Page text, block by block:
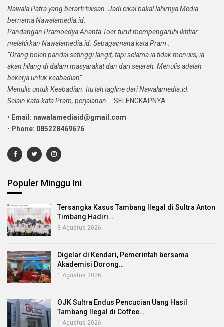
Nawala Patra yang berarti tulisan. Jadi cikal bakal lahirnya Media
bernama Nawalamedia.id.
Pandangan Pramoedya Ananta Toer turut mempengaruhi ikhtiar
melahirkan Nawalamedia.id. Sebagaimana kata Pram :
“Orang boleh pandai setinggi langit, tapi selama ia tidak menulis, ia
akan hilang di dalam masyarakat dan dari sejarah. Menulis adalah
bekerja untuk keabadian”.
Menulis untuk Keabadian. Itu lah tagline dari Nawalamedia.id.
Selain kata-kata Pram, perjalanan...
SELENGKAPNYA
• Email: nawalamediaid@gmail.com
• Phone: 085228469676
Populer Minggu Ini
Tersangka Kasus Tambang Ilegal di Sultra Anton
Timbang Hadiri…
3 Agustus 2026
Digelar di Kendari, Pemerintah bersama
Akademisi Dorong…
1 Agustus 2026
OJK Sultra Endus Pencucian Uang Hasil
Tambang Ilegal di Coffee…
1 Agustus 2026